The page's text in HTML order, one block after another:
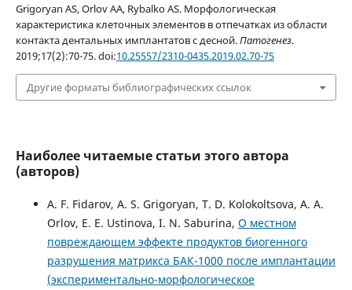
Grigoryan AS, Orlov AA, Rybalko AS. Морфологическая
характеристика клеточных элементов в отпечатках из области
контакта дентальных имплантатов с десной.Патогенез.
2019;17(2):70-75. doi:10.25557/2310-0435.2019.02.70-75
Другие форматы библиографических ссылок
Наиболее читаемые статьи этого автора
(авторов)
A. F. Fidarov, A. S. Grigoryan, T. D. Kolokoltsova, A. A.
Orlov, E. E. Ustinova, I. N. Saburina, О местном
повреждающем эффекте продуктов биогенного
разрушения матрикса БАК-1000 после имплантации
(экспериментально-морфологическое